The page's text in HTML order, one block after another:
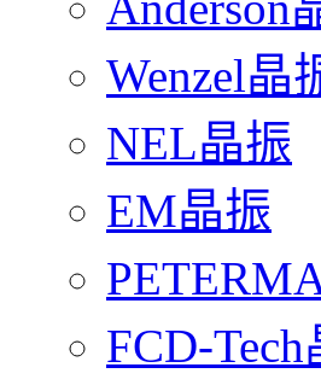
Wenzel晶
NEL晶振
EM晶振
FCD-Tech